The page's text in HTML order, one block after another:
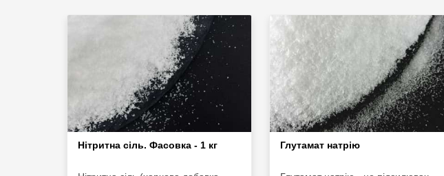
Нітритна сіль. Фасовка - 1 кг Глутамат натрію